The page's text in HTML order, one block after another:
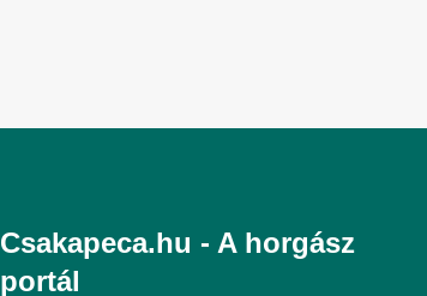
Csakapeca.hu - A horgász
portál